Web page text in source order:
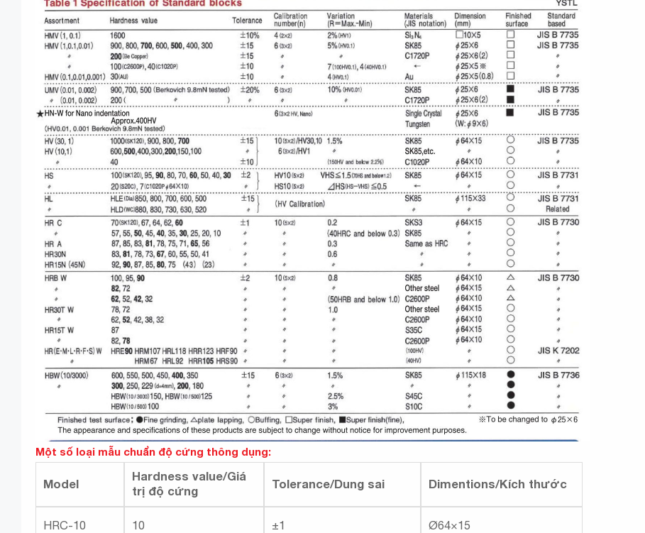
Một số loại mẫu chuẩn độ cứng thông dụng:
Model
Hardness value/Giá
trị độ cứng
Tolerance/Dung sai Dimentions/Kích thước
HRC-10 10 ±1 Ø64×15